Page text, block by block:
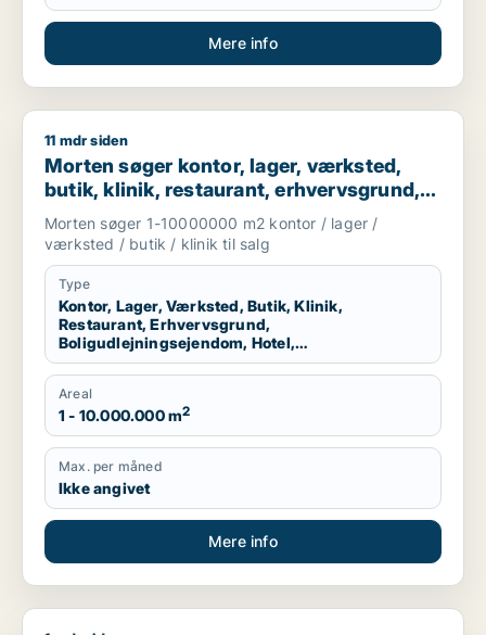
Mere info
Morten søger kontor, lager, værksted, butik, klinik,
11 mdr siden
Morten søger kontor, lager, værksted,
butik, klinik, restaurant, erhvervsgrund,
boligudlejningsejendom, hotel eller
produktionslokaler til salg i Region
Nordjylland
Morten søger 1-10000000 m2 kontor / lager /
værksted / butik / klinik til salg
Type
Kontor, Lager, Værksted, Butik, Klinik,
Restaurant, Erhvervsgrund,
Boligudlejningsejendom, Hotel,
Produktionslokaler
Areal
1 - 10.000.000 m2
Max. per måned
Ikke angivet
Mere info